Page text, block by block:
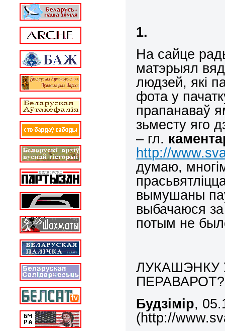
1.
На сайце
матэрыял
людзей, які
фота у
прапанаваў
зьместу яго
– гл.
http://
думаю,
вымушаны
выбачаюся за
потым не
ПЕРАВАРОТ?
Будзімір,
(http://